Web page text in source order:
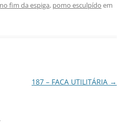
fim da espiga, pomo esculpído em
187 – FACA UTILITÁRIA →